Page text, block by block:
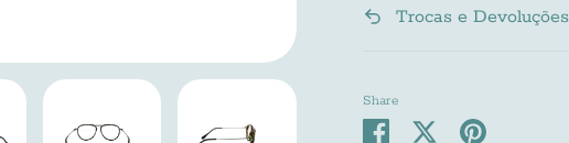
Trocas e Devoluções
Share
Share SharePin